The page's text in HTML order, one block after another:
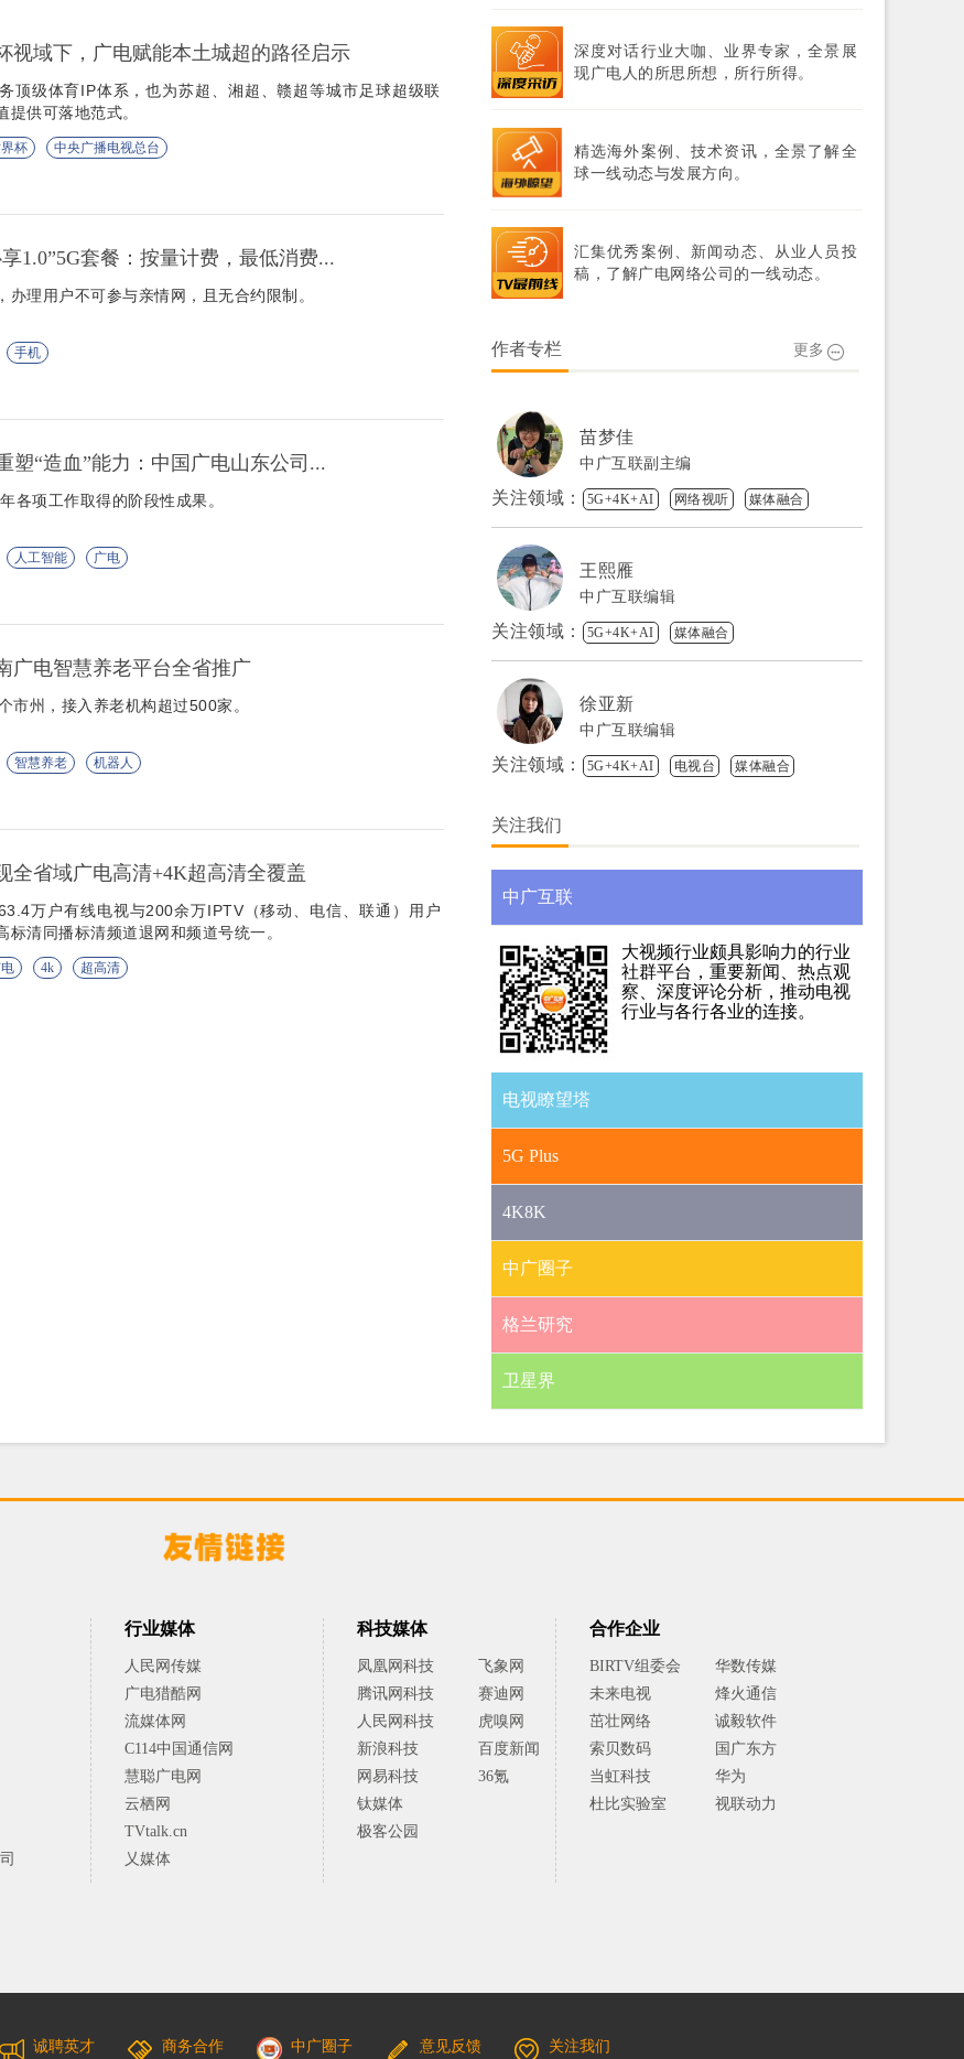
视域下，广电赋能本土城超的路径启示
顶级体育IP体系，也为苏超、湘超、赣超等城市足球超级联
供可落地范式。
杯 中央广播电视总台
1.0”5G套餐：按量计费，最低消费...
办理用户不可参与亲情网，且无合约限制。
手机
塑“造血”能力：中国广电山东公司...
各项工作取得的阶段性成果。
人工智能 广电
广电智慧养老平台全省推广
市州，接入养老机构超过500家。
智慧养老 机器人
全省域广电高清+4K超高清全覆盖
万户有线电视与200余万IPTV（移动、电信、联通）用户
标清同播标清频道退网和频道号统一。
4k 超高清
深度对话行业大咖、业界专家，全景展
现广电人的所思所想，所行所得。
精选海外案例、技术资讯，全景了解全
球一线动态与发展方向。
汇集优秀案例、新闻动态、从业人员投
稿，了解广电网络公司的一线动态。
作者专栏 更多
苗梦佳
中广互联副主编
关注领域： 5G+4K+AI 网络视听 媒体融合
王熙雁
中广互联编辑
关注领域： 5G+4K+AI 媒体融合
徐亚新
中广互联编辑
关注领域： 5G+4K+AI 电视台 媒体融合
关注我们
中广互联
大视频行业颇具影响力的行业
社群平台，重要新闻、热点观
察、深度评论分析，推动电视
行业与各行各业的连接。
电视瞭望塔
5G Plus
4K8K
中广圈子
格兰研究
卫星界
行业媒体
人民网传媒
广电猎酷网
流媒体网
C114中国通信网
慧聪广电网
云栖网
TVtalk.cn
乂媒体
科技媒体
凤凰网科技
飞象网
腾讯网科技
赛迪网
人民网科技
虎嗅网
新浪科技
百度新闻
网易科技
36氪
钛媒体
极客公园
合作企业
BIRTV组委会
华数传媒
未来电视
烽火通信
茁壮网络
诚毅软件
索贝数码
国广东方
当虹科技
华为
杜比实验室
视联动力
诚聘英才 商务合作 中广圈子 意见反馈 关注我们